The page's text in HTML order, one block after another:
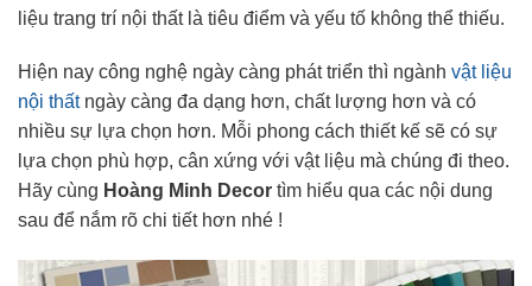
liệu trang trí nội thất là tiêu điểm và yếu tố không thể thiếu.
Hiện nay công nghệ ngày càng phát triển thì ngành vật liệu
nội thấtngày càng đa dạng hơn, chất lượng hơn và có
nhiều sự lựa chọn hơn. Mỗi phong cách thiết kế sẽ có sự
lựa chọn phù hợp, cân xứng với vật liệu mà chúng đi theo.
Hãy cùng Hoàng Minh Decor tìm hiểu qua các nội dung
sau để nắm rõ chi tiết hơn nhé !